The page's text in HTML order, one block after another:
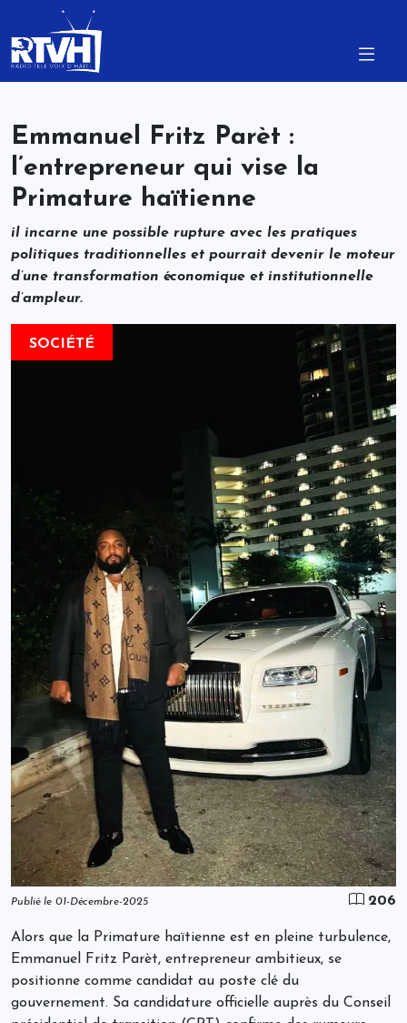
Emmanuel Fritz Parèt :
l’entrepreneur qui vise la
Primature haïtienne
il incarne une possible rupture avec les pratiques
politiques traditionnelles et pourrait devenir le moteur
d’une transformation économique et institutionnelle
d’ampleur.
SOCIÉTÉ
Publié le 01-Décembre-2025 206
Alors que la Primature haïtienne est en pleine turbulence,
Emmanuel Fritz Parèt, entrepreneur ambitieux, se
positionne comme candidat au poste clé du
gouvernement. Sa candidature officielle auprès du Conseil